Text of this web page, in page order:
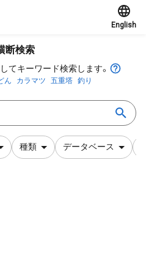
English
断検索
てキーワード検索します。
ん カラマツ 五重塔 釣り
種類 データベース